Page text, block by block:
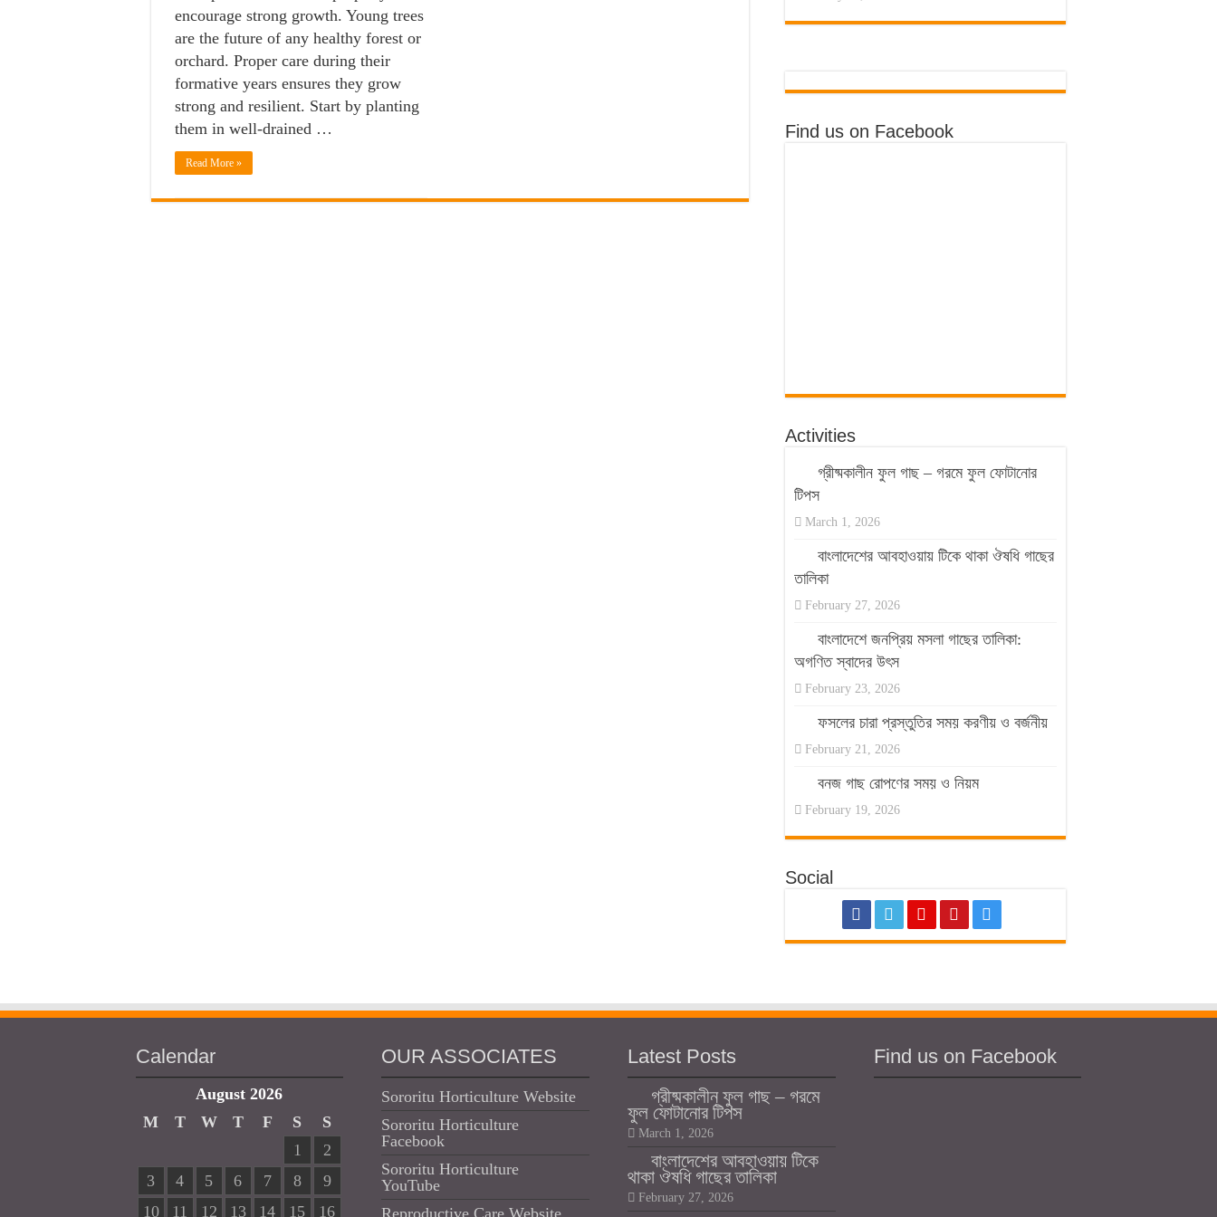
encourage strong growth. Young trees
are the future of any healthy forest or
orchard. Proper care during their
formative years ensures they grow
strong and resilient. Start by planting
them in well-drained …
Read More »
Find us on Facebook
Activities
গ্রীষ্মকালীন ফুল গাছ – গরমে ফুল ফোটানোর
টিপস
March 1, 2026
বাংলাদেশের আবহাওয়ায় টিকে থাকা ঔষধি গাছের
তালিকা
February 27, 2026
বাংলাদেশে জনপ্রিয় মসলা গাছের তালিকা:
অগণিত স্বাদের উৎস
February 23, 2026
ফসলের চারা প্রস্তুতির সময় করণীয় ও বর্জনীয়
February 21, 2026
বনজ গাছ রোপণের সময় ও নিয়ম
February 19, 2026
Social
Calendar
August 2026
M
T W T F S
S
1
2
3
4 5 6 7 8
9
10
11 12 13 14 15 16
OUR ASSOCIATES
Sororitu Horticulture Website
Sororitu Horticulture
Facebook
Sororitu Horticulture
YouTube
Reproductive Care Website
Latest Posts
গ্রীষ্মকালীন ফুল গাছ – গরমে
ফুল ফোটানোর টিপস
March 1, 2026
বাংলাদেশের আবহাওয়ায় টিকে
থাকা ঔষধি গাছের তালিকা
February 27, 2026
Find us on Facebook